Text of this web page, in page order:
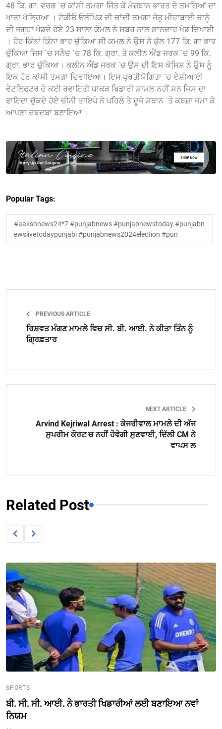
48 ਕਿ. ਗਾ. ਵਰਗ `ਚ ਕਾਂਸੀ ਤਮਗਾ ਜਿੱਤ ਕੇ ਮੇਜ਼ਬਾਨ ਭਾਰਤ ਦੇ ਤਮਗਿਆਂ ਦਾ
ਖਾਤਾ ਖੋਲ੍ਹਿਆ । ਟੋਕੀਓ ਓਲੰਪਿਕ ਦੀ ਚਾਂਦੀ ਤਮਗਾ ਜੇਤੂ ਮੀਰਾਬਾਈ ਚਾਨੂੰ
ਦੀ ਜਗ੍ਹਾ ਖੇਡਦੇ ਹੋਏ 23 ਸਾਲਾ ਕੋਮਲ ਨੇ ਸਬਰ ਨਾਲ ਸ਼ਾਨਦਾਰ ਖੇਡ ਦਿਖਾਈ
। ਹੋਰ ਕਿੰਨਾਂ ਕਿੰਨਾ ਭਾਰ ਚੁੱਕਿਆ ਸੀ ਕਮਲ ਨੇ ਉਸ ਨੇ ਕੁੱਲ 177 ਕਿ. ਗਾ ਭਾਰ
ਚੁੱਕਿਆ ਜਿਸ `ਚ ਸਨੈਚ `ਚ 78 ਕਿ. ਗ੍ਰਾ. ਤੇ ਕਲੀਨ ਐਂਡ ਜਰਕ `ਚ 99 ਕਿ.
ਗ੍ਰਾ. ਭਾਰ ਚੁੱਕਿਆ। ਕਲੀਨ ਐਂਡ ਜਰਕ `ਚ ਉਸ ਦੀ ਇਸ ਕੋਸਿ਼ਸ਼ ਨੇ ਉਸ ਨੂੰ
ਇਕ ਹੋਰ ਕਾਂਸੀ ਤਮਗਾ ਦਿਵਾਇਆ। ਇਸ ਪ੍ਰਤੀਯੋਗਿਤਾ `ਚ ਏਸ਼ੀਆਈ
ਵੇਟਲਿਫਟਰ ਦੇ ਕਈ ਰਵਾਇਤੀ ਧਾਕੜ ਖਿਡਾਰੀ ਸ਼ਾਮਲ ਨਹੀਂ ਸਨ ਜਿਸ ਦਾ
ਫਾਇਦਾ ਚੁੱਕਦੇ ਹੋਏ ਚੀਨੀ ਤਾਇਪੇ ਨੇ ਪਹਿਲੇ ਤੇ ਦੂਜੇ ਸਥਾਨ `ਤੇ ਕਬਜ਼ਾ ਜਮਾ ਕੇ
ਆਪਣਾ ਦਬਦਬਾ ਬਣਾਇਆ ।
Popular Tags:
#aakshnews24*7 #punjabnews #punjabnewstoday #punjabn
ewslivetodaypunjabi #punjabnews2024election #pun
PREVIOUS ARTICLE
ਰਿਸ਼ਵਤ ਮੰਗਣ ਮਾਮਲੇ ਵਿਚ ਸੀ. ਬੀ. ਆਈ. ਨੇ ਕੀਤਾ ਤਿੰਨ ਨੂੰ
ਗ੍ਰਿਫ਼ਤਾਰ
NEXT ARTICLE
Arvind Kejriwal Arrest : ਕੇਜਰੀਵਾਲ ਮਾਮਲੇ ਦੀ ਅੱਜ
ਸੁਪਰੀਮ ਕੋਰਟ ਚ ਨਹੀਂ ਹੋਵੇਗੀ ਸੁਣਵਾਈ, ਦਿੱਲੀ CM ਨੇ
ਵਾਪਸ ਲ
Related Post
SPORTS
ਬੀ. ਸੀ. ਸੀ. ਆਈ. ਨੇ ਭਾਰਤੀ ਖਿਡਾਰੀਆਂ ਲਈ ਬਣਾਇਆ ਨਵਾਂ
ਨਿਯਮ